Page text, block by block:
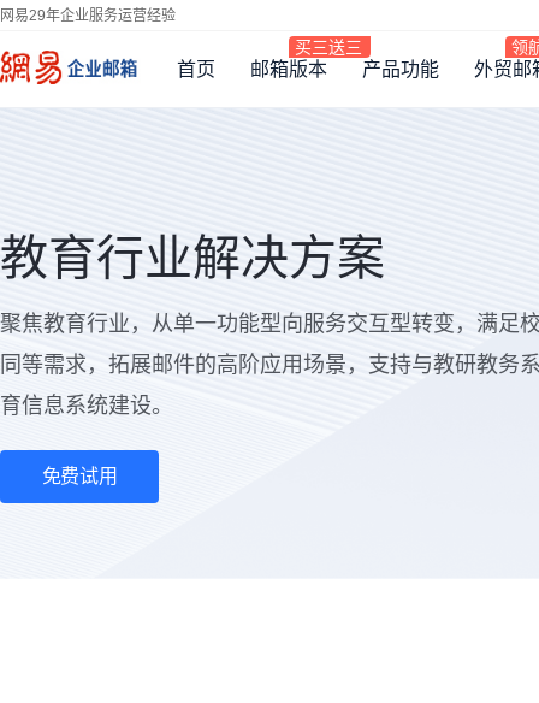
网易29年企业服务运营经验
首页 邮箱版本 产品功能 外贸邮
教育行业解决方案
聚焦教育行业，从单一功能型向服务交互型转变，满足
同等需求，拓展邮件的高阶应用场景，支持与教研教务
育信息系统建设。
免费试用